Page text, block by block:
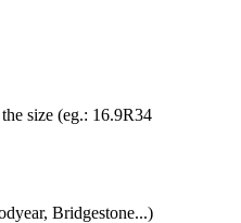
size (eg.: 16.9R34
Bridgestone...)